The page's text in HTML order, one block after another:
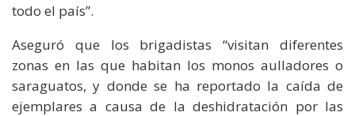
todo el país”.
Aseguró que los brigadistas “visitan diferentes
zonas en las que habitan los monos aulladores o
saraguatos, y donde se ha reportado la caída de
ejemplares a causa de la deshidratación por las